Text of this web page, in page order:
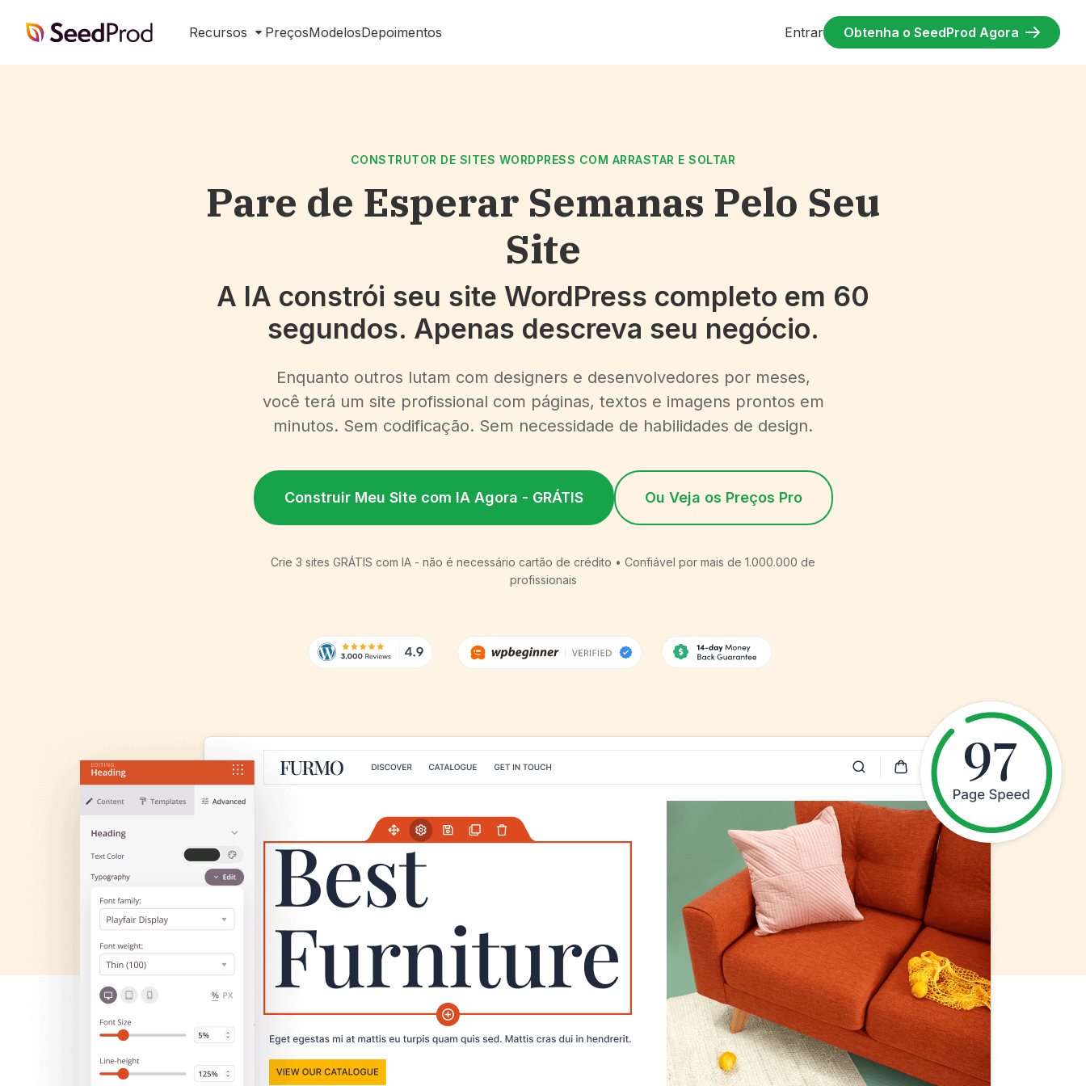
SeedProd Recursos PreçosModelosDepoimentos Entrar Obtenha o SeedProd Agora
CONSTRUTOR DE SITES WORDPRESS COM ARRASTAR E SOLTAR
Pare de Esperar Semanas Pelo Seu
Site
A IA constrói seu site WordPress completo em 60
segundos. Apenas descreva seu negócio.
Enquanto outros lutam com designers e desenvolvedores por meses,
você terá um site profissional com páginas, textos e imagens prontos em
minutos. Sem codificação. Sem necessidade de habilidades de design.
Construir Meu Site com IA Agora - GRÁTIS Ou Veja os Preços Pro
Crie 3 sites GRÁTIS com IA - não é necessário cartão de crédito • Confiável por mais de 1.000.000 de
profissionais